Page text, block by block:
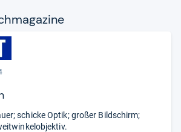
schicke Optik; großer Bildschirm;